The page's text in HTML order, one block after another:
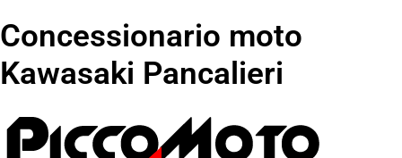
Concessionario moto
Kawasaki Pancalieri